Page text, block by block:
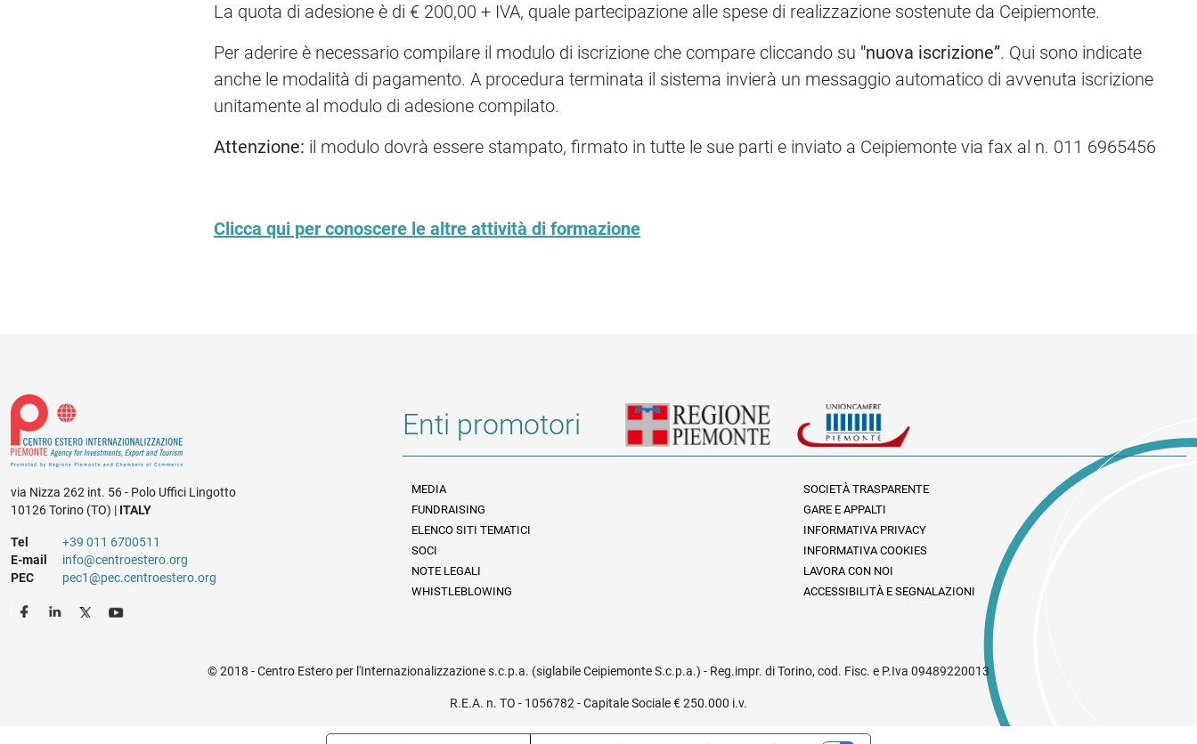
La quota di adesione è di € 200,00 + IVA, quale partecipazione alle spese di realizzazione sostenute da Ceipiemonte.
Per aderire è necessario compilare il modulo di iscrizione che compare cliccando su "nuova iscrizione”. Qui sono indicate
anche le modalità di pagamento. A procedura terminata il sistema invierà un messaggio automatico di avvenuta iscrizione
unitamente al modulo di adesione compilato.
Attenzione: il modulo dovrà essere stampato, firmato in tutte le sue parti e inviato a Ceipiemonte via fax al n. 011 6965456
Clicca qui per conoscere le altre attività di formazione
via Nizza 262 int. 56 - Polo Uffici Lingotto
10126 Torino (TO) | ITALY
Tel
+39 011 6700511
E-mail
info@centroestero.org
PEC
pec1@pec.centroestero.org
Enti promotori
Informazioni legali e trasparenza
MEDIA
SOCIETÀ TRASPARENTE
FUNDRAISING
GARE E APPALTI
ELENCO SITI TEMATICI
INFORMATIVA PRIVACY
SOCI
INFORMATIVA COOKIES
NOTE LEGALI
LAVORA CON NOI
WHISTLEBLOWING
ACCESSIBILITÀ E SEGNALAZIONI
© 2018 - Centro Estero per l'Internazionalizzazione s.c.p.a. (siglabile Ceipiemonte S.c.p.a.) - Reg.impr. di Torino, cod. Fisc. e P.Iva 09489220013
R.E.A. n. TO - 1056782 - Capitale Sociale € 250.000 i.v.